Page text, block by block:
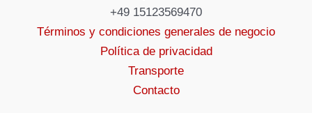
+49 15123569470
Términos y condiciones generales de negocio
Política de privacidad
Transporte
Contacto